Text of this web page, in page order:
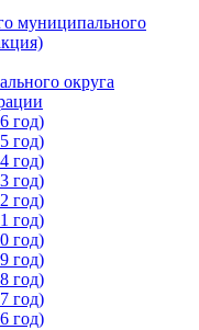
муниципального
округа
год)
год)
год)
год)
год)
год)
год)
год)
год)
год)
год)